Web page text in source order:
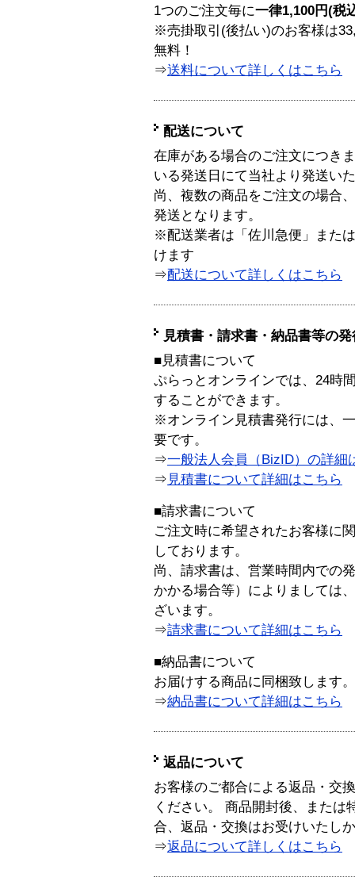
1つのご注文毎に一律1,100円(税
※売掛取引(後払い)のお客様は
無料！
⇒送料について詳しくはこちら
配送について
在庫がある場合のご注文につき
いる発送日にて当社より発送い
尚、複数の商品をご注文の場合
発送となります。
※配送業者は「佐川急便」また
けます
⇒配送について詳しくはこちら
見積書・請求書・納品書等の
■見積書について
ぷらっとオンラインでは、24時
することができます。
※オンライン見積書発行には、
要です。
⇒一般法人会員（BizID）の詳細
⇒ 見積書について詳細はこちら
■請求書について
ご注文時に希望されたお客様に
しております。
尚、請求書は、営業時間内での
かかる場合等）によりましては
ざいます。
⇒請求書について詳細はこちら
■納品書について
お届けする商品に同梱致します。
⇒納品書について詳細はこちら
返品について
お客様のご都合による返品・交
ください。 商品開封後、または
合、返品・交換はお受けいたし
⇒返品について詳しくはこちら